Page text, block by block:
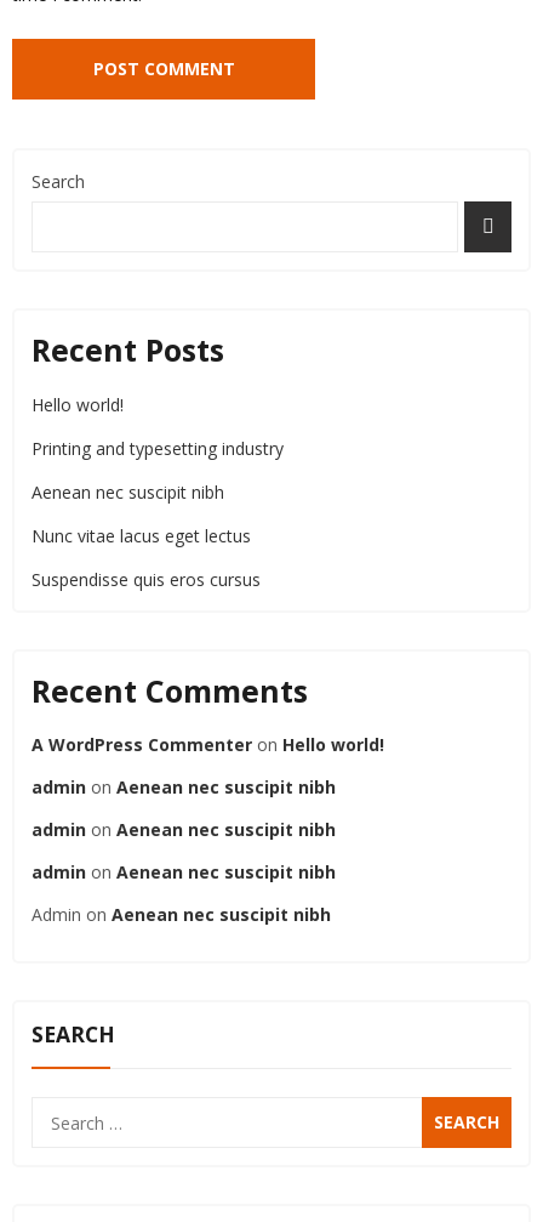
Search
Recent Posts
Hello world!
Printing and typesetting industry
Aenean nec suscipit nibh
Nunc vitae lacus eget lectus
Suspendisse quis eros cursus
Recent Comments
A WordPress Commenter on Hello world!
admin on Aenean nec suscipit nibh
admin on Aenean nec suscipit nibh
admin on Aenean nec suscipit nibh
Admin on Aenean nec suscipit nibh
SEARCH